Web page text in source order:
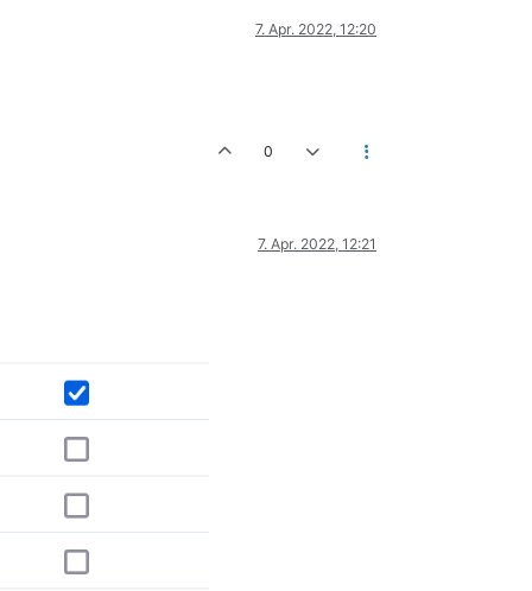
7. Apr. 2022, 12:20
0
7. Apr. 2022, 12:21